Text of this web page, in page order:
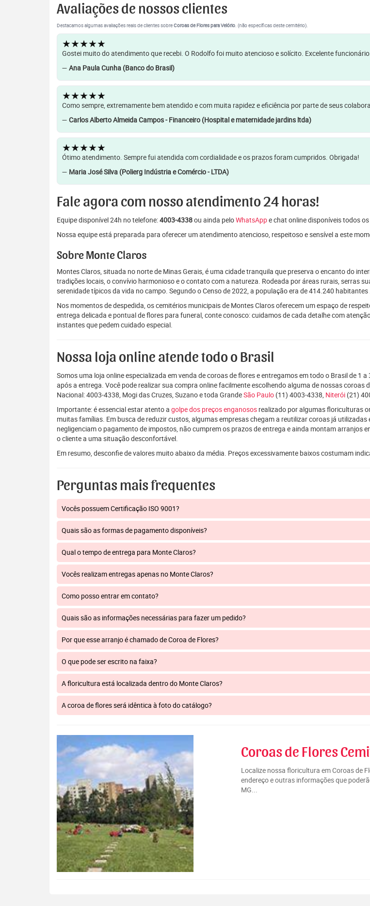
Avaliações de nossos clientes
Destacamos algumas avaliações reais de clientes sobreCoroas de Flores para Velório. (não específicas deste cemitério).
★★★★★
Gostei muito do atendimento que recebi. O Rodolfo foi muito atencioso e solícito. Excelente
— Ana Paula Cunha (Banco do Brasil)
★★★★★
Como sempre, extremamente bem atendido e com muita rapidez e eficiência por parte de seus
— Carlos Alberto Almeida Campos - Financeiro (Hospital e maternidade jardins ltda)
★★★★★
Ótimo atendimento. Sempre fui atendida com cordialidade e os prazos foram cumpridos. Obrigada!
— Maria José Silva (Polierg Indústria e Comércio - LTDA)
Fale agora com nosso atendimento 24 horas!
Equipe disponível 24h no telefone:4003-4338ou ainda peloWhatsAppe chat online disponíveis todos
Nossa equipe está preparada para oferecer um atendimento atencioso, respeitoso e sensível a este
Sobre Monte Claros
Montes Claros, situada no norte de Minas Gerais, é uma cidade tranquila que preserva o encanto do
tradições locais, o convívio harmonioso e o contato com a natureza. Rodeada por áreas rurais, serras
serenidade típicos da vida no campo. Segundo o Censo de 2022, a população era de 414.240 habitantes
Nos momentos de despedida, os cemitérios municipais de Montes Claros oferecem um espaço de
entrega delicada e pontual de flores para funeral, conte conosco: cuidamos de cada detalhe com
instantes que pedem cuidado especial.
Nossa loja online atende todo o Brasil
Somos uma loja online especializada em venda de coroas de flores e entregamos em todo o Brasil de
após a entrega. Você pode realizar sua compra online facilmente escolhendo alguma de nossas
Nacional: 4003-4338, Mogi das Cruzes, Suzano e toda GrandeSão Paulo (11) 4003-4338, Niterói (21)
Importante: é essencial estar atento a golpe dos preços enganosos realizado por algumas floriculturas
muitas famílias. Em busca de reduzir custos, algumas empresas chegam a reutilizar coroas já
negligenciam o pagamento de impostos, não cumprem os prazos de entrega e ainda montam arranjos
o cliente a uma situação desconfortável.
Em resumo, desconfie de valores muito abaixo da média. Preços excessivamente baixos costumam
Perguntas mais frequentes
Vocês possuem Certificação ISO 9001?
Quais são as formas de pagamento disponíveis?
Qual o tempo de entrega para Monte Claros?
Vocês realizam entregas apenas no Monte Claros?
Como posso entrar em contato?
Quais são as informações necessárias para fazer um pedido?
Por que esse arranjo é chamado de Coroa de Flores?
O que pode ser escrito na faixa?
A floricultura está localizada dentro do Monte Claros?
A coroa de flores será idêntica à foto do catálogo?
Coroas de Flores
Localize nossa floricultura em Coroas de
endereço e outras informações que
MG...